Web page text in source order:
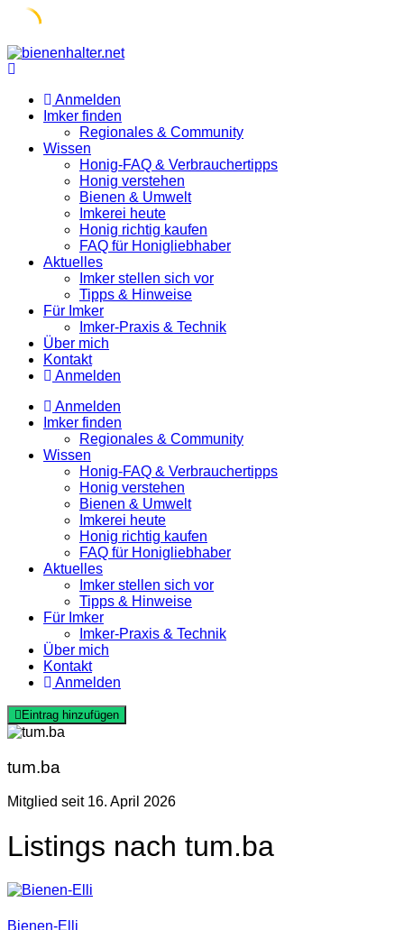
Skip
to
Anmelden
Imker finden
Regionales & Community
Wissen
Honig-FAQ & Verbrauchertipps
Honig verstehen
Bienen & Umwelt
Imkerei heute
Honig richtig kaufen
FAQ für Honigliebhaber
Aktuelles
Imker stellen sich vor
Tipps & Hinweise
Für Imker
Imker-Praxis & Technik
Über mich
Kontakt
Anmelden
Anmelden
Imker finden
Regionales & Community
Wissen
Honig-FAQ & Verbrauchertipps
Honig verstehen
Bienen & Umwelt
Imkerei heute
Honig richtig kaufen
FAQ für Honigliebhaber
Aktuelles
Imker stellen sich vor
Tipps & Hinweise
Für Imker
Imker-Praxis & Technik
Über mich
Kontakt
Anmelden
Eintrag hinzufügen
tum.ba
Mitglied seit 16. April 2026
Listings nach tum.ba
Bienen-Elli